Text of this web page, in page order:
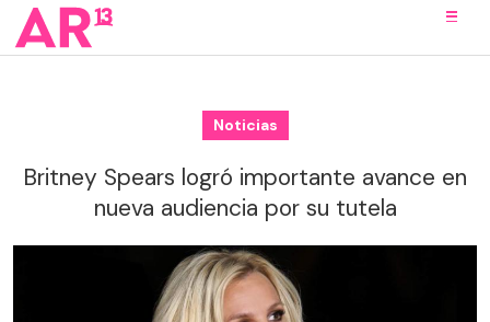
Noticias
Britney Spears logró importante avance en
nueva audiencia por su tutela